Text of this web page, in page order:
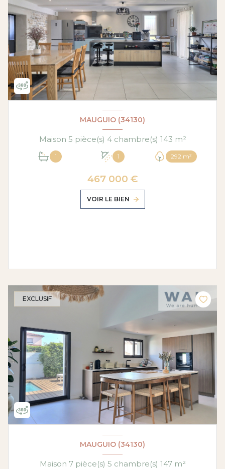
MAUGUIO (34130)
Maison 5 pièce(s) 4 chambre(s) 143 m²
1 1 292 m²
467 000 €
VOIR LE BIEN
EXCLUSIF
MAUGUIO (34130)
Maison 7 pièce(s) 5 chambre(s) 147 m²